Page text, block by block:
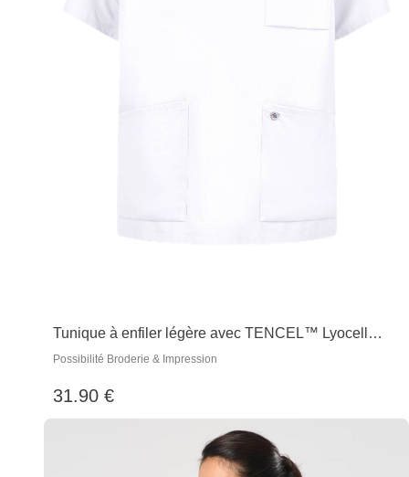
Tunique à enfiler légère avec TENCEL™ Lyocell
unisexe
Possibilité Broderie & Impression
31.90 €